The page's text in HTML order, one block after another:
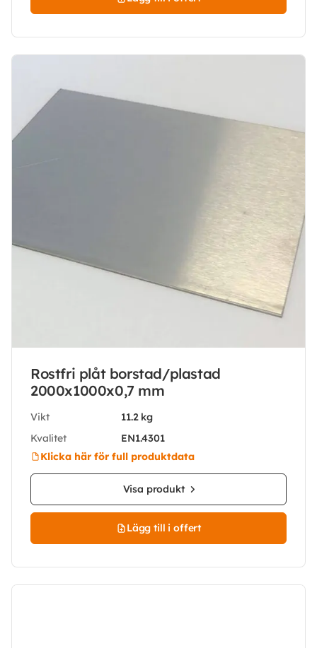
Rostfri plåt borstad/plastad
2000x1000x0,7 mm
Vikt
11.2 kg
Kvalitet
EN1.4301
Klicka här för full produktdata
Visa produkt
Lägg till i offert